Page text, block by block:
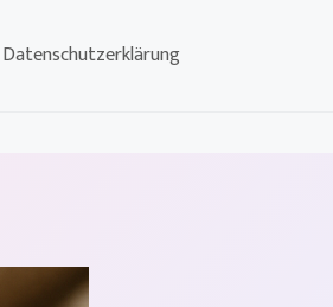
Datenschutzerklärung